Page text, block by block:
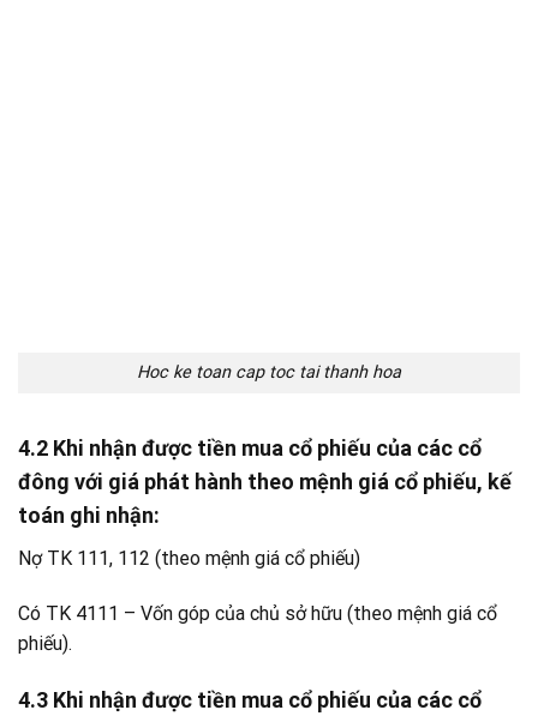
Hoc ke toan cap toc tai thanh hoa
4.2 Khi nhận được tiền mua cổ phiếu của các cổ
đông với giá phát hành theo mệnh giá cổ phiếu, kế
toán ghi nhận:
Nợ TK 111, 112 (theo mệnh giá cổ phiếu)
Có TK 4111 – Vốn góp của chủ sở hữu (theo mệnh giá cổ
phiếu).
4.3 Khi nhận được tiền mua cổ phiếu của các cổ